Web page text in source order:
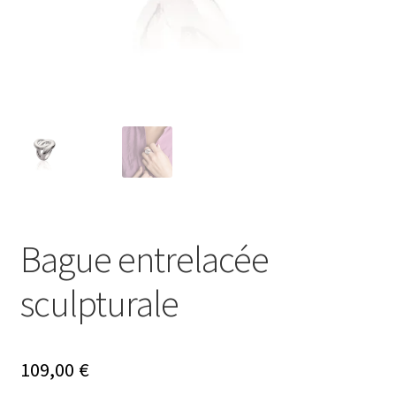
Bague entrelacée
sculpturale
109,00 €